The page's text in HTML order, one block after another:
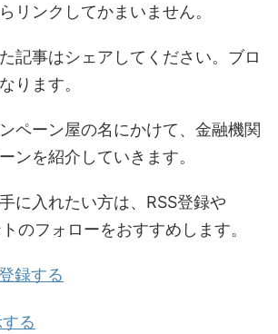
リンクしてかまいません。
記事はシェアしてください。ブロ
ります。
ペーン屋の名にかけて、金融機関
ンを紹介していきます。
に入れたい方は、RSS登録や
のフォローをおすすめします。
録する
る